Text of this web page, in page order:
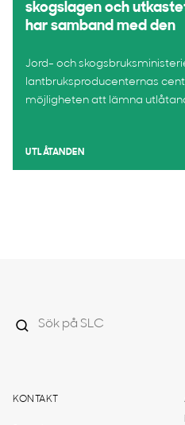
skogslagen och
har samband med den
Jord- och
lantbruksproducenternas
möjligheten att lämna
UTLÅTANDEN
KONTAKT